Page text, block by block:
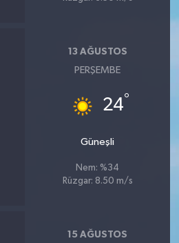
13 AĞUSTOS
PERŞEMBE
24°
Güneşli
Nem: %34
Rüzgar: 8.50 m/s
15 AĞUSTOS